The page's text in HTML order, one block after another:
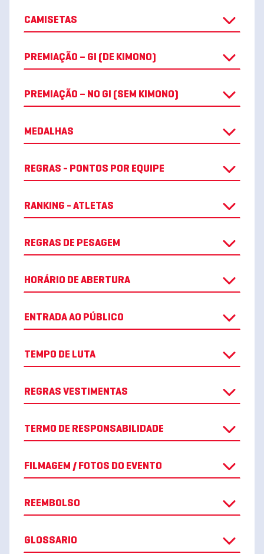
CAMISETAS
PREMIAÇÃO – GI (DE KIMONO)
PREMIAÇÃO – NO GI (SEM KIMONO)
MEDALHAS
REGRAS - PONTOS POR EQUIPE
RANKING - ATLETAS
REGRAS DE PESAGEM
HORÁRIO DE ABERTURA
ENTRADA AO PÚBLICO
TEMPO DE LUTA
REGRAS VESTIMENTAS
TERMO DE RESPONSABILIDADE
FILMAGEM / FOTOS DO EVENTO
REEMBOLSO
GLOSSARIO